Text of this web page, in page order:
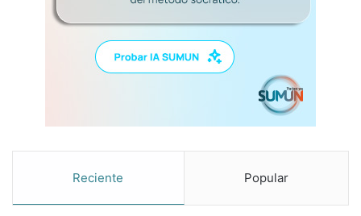
Reciente Popular